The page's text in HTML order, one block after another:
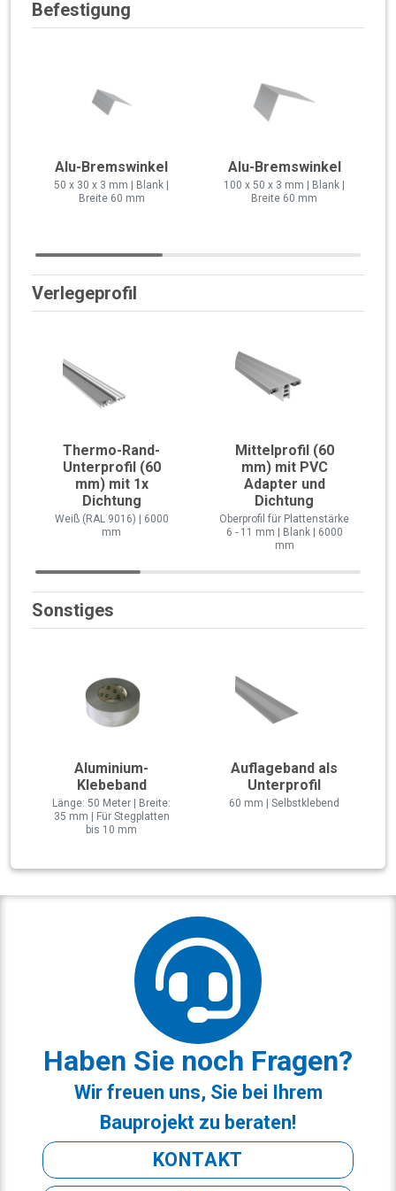
Befestigung
Alu-Bremswinkel
50 x 30 x 3 mm | Blank |
Breite 60 mm
Alu-Bremswinkel
100 x 50 x 3 mm | Blank |
Breite 60 mm
Verlegeprofil
Thermo-Rand-
Unterprofil (60
mm) mit 1x
Dichtung
Weiß (RAL 9016) | 6000
mm
Mittelprofil (60
mm) mit PVC
Adapter und
Dichtung
Oberprofil für Plattenstärke
6 - 11 mm | Blank | 6000
mm
Sonstiges
Aluminium-
Klebeband
Länge: 50 Meter | Breite:
35 mm | Für Stegplatten
bis 10 mm
Auflageband als
Unterprofil
60 mm | Selbstklebend
Haben Sie noch Fragen?
Wir freuen uns, Sie bei Ihrem
Bauprojekt zu beraten!
KONTAKT